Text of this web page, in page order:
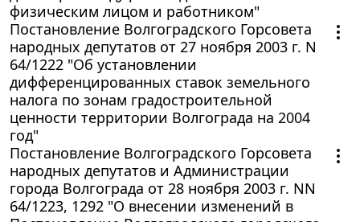
физическим лицом и работником"
Постановление Волгоградского Горсовета
народных депутатов от 27 ноября 2003 г. N
64/1222 "Об установлении
дифференцированных ставок земельного
налога по зонам градостроительной
ценности территории Волгограда на 2004
год"
Постановление Волгоградского Горсовета
народных депутатов и Администрации
города Волгограда от 28 ноября 2003 г. NN
64/1223, 1292 "О внесении изменений в